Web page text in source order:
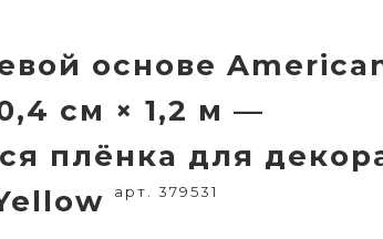
основе
см × 1,2 м —
плёнка для
арт. 379531